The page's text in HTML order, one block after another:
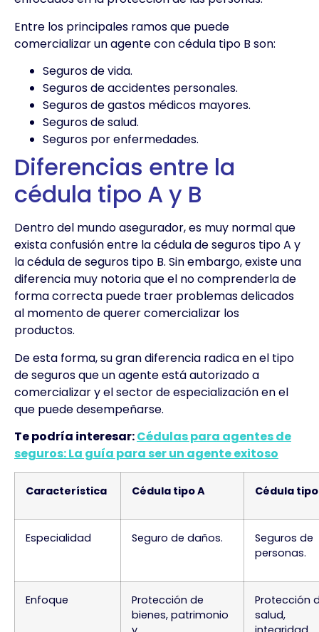
Entre los principales ramos que puede
comercializar un agente con cédula tipo B son:
Seguros de vida.
Seguros de accidentes personales.
Seguros de gastos médicos mayores.
Seguros de salud.
Seguros por enfermedades.
Diferencias entre la
cédula tipo A y B
Dentro del mundo asegurador, es muy normal que
exista confusión entre la cédula de seguros tipo A y
la cédula de seguros tipo B. Sin embargo, existe una
diferencia muy notoria que el no comprenderla de
forma correcta puede traer problemas delicados
al momento de querer comercializar los
productos.
De esta forma, su gran diferencia radica en el tipo
de seguros que un agente está autorizado a
comercializar y el sector de especialización en el
que puede desempeñarse.
Te podría interesar:Cédulas para agentes de
seguros: La guía para ser un agente exitoso
Característica Cédula tipo A Cédula tipo
Especialidad Seguro de daños.
Seguros de
personas.
Enfoque
Protección de
bienes, patrimonio
Protección
salud,